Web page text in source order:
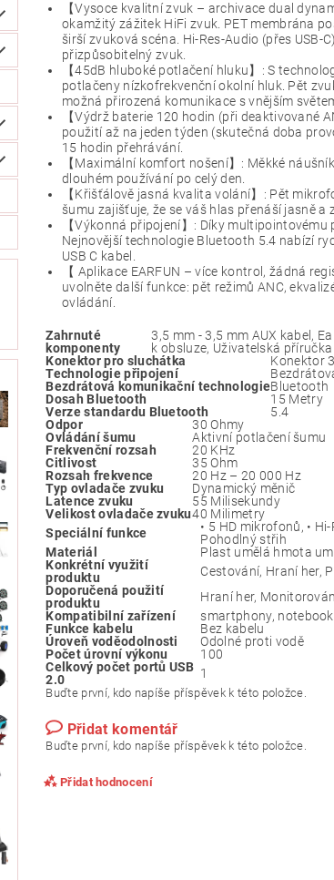
【Vysoce kvalitní zvuk – archivace dual
okamžitý zážitek HiFi zvuk. PET membrána
širší zvuková scéna. Hi-Res-Audio (přes
přizpůsobitelný zvuk.
【45dB hluboké potlačení hluku】: S
potlačeny nízkofrekvenční okolní hluk. Pět
možná přirozená komunikace s vnějším
【Výdrž baterie 120 hodin (při deaktivované
použití až na jeden týden (skutečná doba
15 hodin přehrávání.
【Maximální komfort nošení】: Měkké
dlouhém používání po celý den.
【Křišťálově jasná kvalita volání】: Pět
šumu zajišťuje, že se váš hlas přenáší jasně a
【Výkonná připojení】: Díky
Nejnovější technologie Bluetooth 5.4 nabízí
USB C kabel.
【 Aplikace EARFUN – více kontrol, žádná
uvolněte další funkce: pět režimů ANC,
ovládání.
Zahrnuté
komponenty
3,5 mm - 3,5 mm AUX kabel,
k obsluze, Uživatelská příručka
Konektor pro sluchátka
Konektor
Technologie připojení
Bezdrátová komunikační technologieBluetooth
Dosah Bluetooth
15 Metry
Verze standardu Bluetooth
5.4
Odpor
30 Ohmy
Ovládání šumu
Aktivní potlačení šumu
Frekvenční rozsah
20 KHz
Citlivost
35 Ohm
Rozsah frekvence
20 Hz – 20 000 Hz
Typ ovladače zvuku
Dynamický měnič
Latence zvuku
55 Milisekundy
Velikost ovladače zvuku40 Milimetry
Speciální funkce
• 5 HD mikrofonů, •
Pohodlný střih
Materiál
Plast umělá hmota
Konkrétní využití
produktu
Cestování, Hraní her,
Doporučená použití
produktu
Hraní her,
Kompatibilní zařízení
smartphony,
Funkce kabelu
Bez kabelu
Úroveň voděodolnosti
Odolné proti vodě
Počet úrovní výkonu
100
Celkový počet portů USB
2.0
1
Buďte první, kdo napíše příspěvek k této položce.
Přidat komentář
Buďte první, kdo napíše příspěvek k této položce.
Přidat hodnocení